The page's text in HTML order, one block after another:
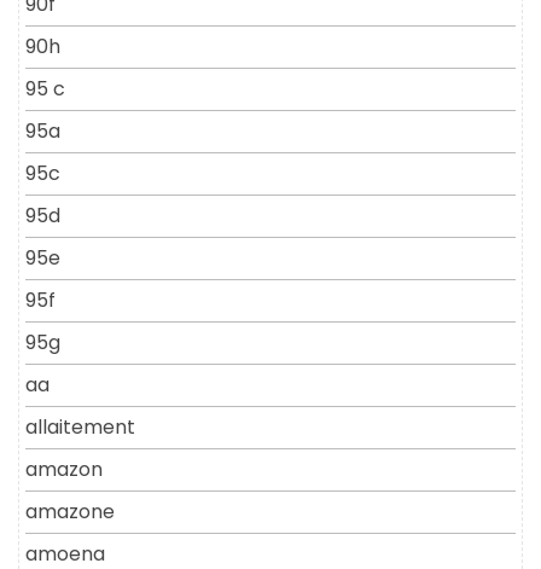
90h
95 c
95a
95c
95d
95e
95f
95g
aa
allaitement
amazon
amazone
amoena